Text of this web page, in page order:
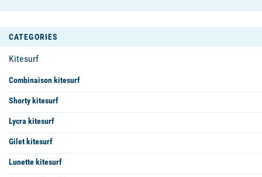
CATEGORIES
Kitesurf
Combinaison kitesurf
Shorty kitesurf
Lycra kitesurf
Gilet kitesurf
Lunette kitesurf